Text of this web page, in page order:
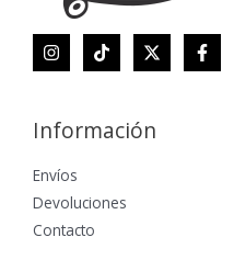
Información
Envíos
Devoluciones
Contacto